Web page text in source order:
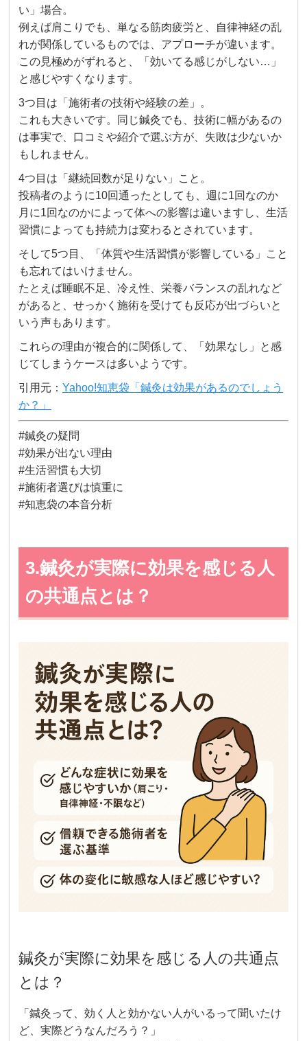
い」場合。
例えば肩こりでも、単なる筋肉疲労と、自律神経の乱
れが関係しているものでは、アプローチが違います。
この見極めがずれると、「効いてる感じがしない…」
と感じやすくなります。
3つ目は「施術者の技術や経験の差」。
これも大きいです。同じ鍼灸でも、技術に幅があるの
は事実で、口コミや紹介で選ぶ方が、失敗は少ないか
もしれません。
4つ目は「継続回数が足りない」こと。
投稿者のように10回通ったとしても、週に1回なのか
月に1回なのかによって体への影響は違いますし、生活
習慣によっても持続力は変わるとされています。
そして5つ目、「体質や生活習慣が影響している」こと
も忘れてはいけません。
たとえば睡眠不足、冷え性、栄養バランスの乱れなど
があると、せっかく施術を受けても反応が出づらいと
いう声もあります。
これらの理由が複合的に関係して、「効果なし」と感
じてしまうケースは多いようです。
引用元：Yahoo!知恵袋「鍼灸は効果があるのでしょう
か？」
#鍼灸の疑問
#効果が出ない理由
#生活習慣も大切
#施術者選びは慎重に
#知恵袋の本音分析
3.鍼灸が実際に効果を感じる人
の共通点とは？
鍼灸が実際に効果を感じる人の共通点
とは？
「鍼灸って、効く人と効かない人がいるって聞いたけ
ど、実際どうなんだろう？」